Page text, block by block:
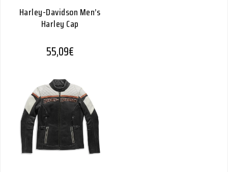
Harley-Davidson Men’s
Harley Cap
55,09€